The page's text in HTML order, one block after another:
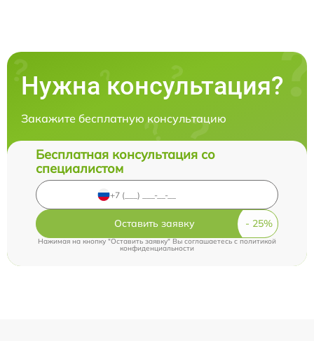
Нужна консультация?
Закажите бесплатную консультацию
Бесплатная консультация со
специалистом
Оставить заявку
Нажимая на кнопку "Оставить заявку" Вы соглашаетесь c политикой
конфиденциальности